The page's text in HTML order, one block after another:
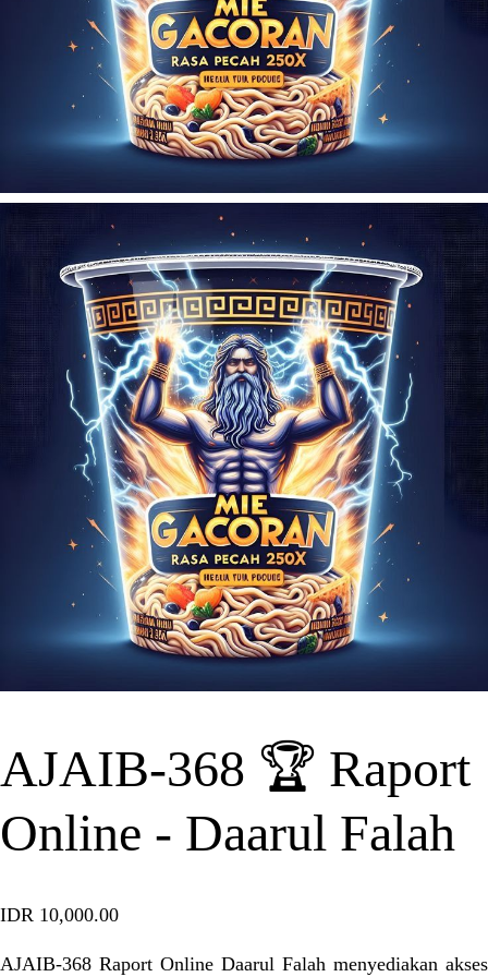
AJAIB-368 🏆 Raport
Online - Daarul Falah
IDR 10,000.00
AJAIB-368 Raport Online Daarul Falah menyediakan akses